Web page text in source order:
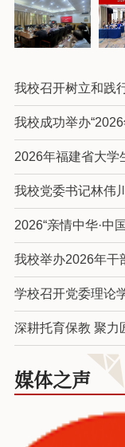
我校举办2026年干
媒体之声